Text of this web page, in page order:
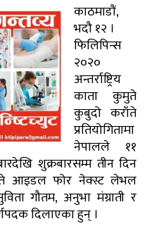
काठमाडौं,
भदौ १२ ।
फिलिपिन्स
२०२०
अन्तर्राष्ट्रिय
काता कुमुते
कुबुदो कराँते
प्रतियोगितामा
नेपालले ११
शुक्रबारसम्म तीन दिन
आइडल फोर नेक्स्ट लेभल
सुविता गौतम, अनुभा मंग्राती र
दिलाएका हुन् ।